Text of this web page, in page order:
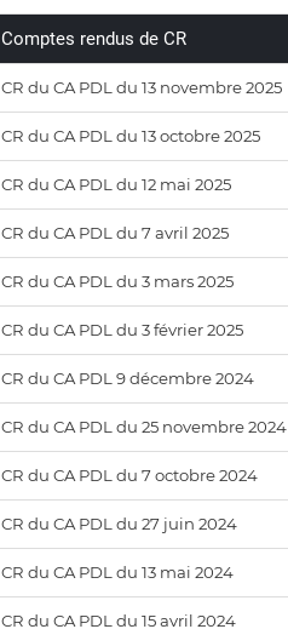
Comptes rendus de CR
CR du CA PDL du 13 novembre 2025
CR du CA PDL du 13 octobre 2025
CR du CA PDL du 12 mai 2025
CR du CA PDL du 7 avril 2025
CR du CA PDL du 3 mars 2025
CR du CA PDL du 3 février 2025
CR du CA PDL 9 décembre 2024
CR du CA PDL du 25 novembre 2024
CR du CA PDL du 7 octobre 2024
CR du CA PDL du 27 juin 2024
CR du CA PDL du 13 mai 2024
CR du CA PDL du 15 avril 2024